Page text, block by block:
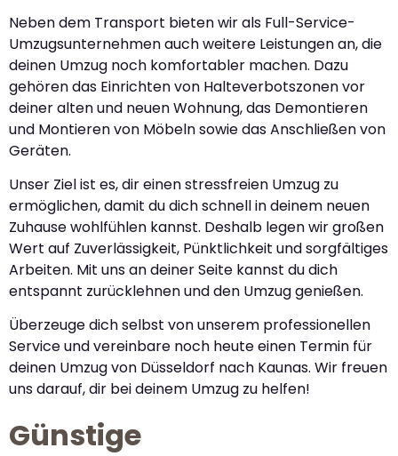
Neben dem Transport bieten wir als Full-Service-
Umzugsunternehmen auch weitere Leistungen an, die
deinen Umzug noch komfortabler machen. Dazu
gehören das Einrichten von Halteverbotszonen vor
deiner alten und neuen Wohnung, das Demontieren
und Montieren von Möbeln sowie das Anschließen von
Geräten.
Unser Ziel ist es, dir einen stressfreien Umzug zu
ermöglichen, damit du dich schnell in deinem neuen
Zuhause wohlfühlen kannst. Deshalb legen wir großen
Wert auf Zuverlässigkeit, Pünktlichkeit und sorgfältiges
Arbeiten. Mit uns an deiner Seite kannst du dich
entspannt zurücklehnen und den Umzug genießen.
Überzeuge dich selbst von unserem professionellen
Service und vereinbare noch heute einen Termin für
deinen Umzug von Düsseldorf nach Kaunas. Wir freuen
uns darauf, dir bei deinem Umzug zu helfen!
Günstige